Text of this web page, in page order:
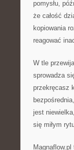
pomysłu,
że całość
kopiowania
reagować
W tle
sprowadza
przekręcasz
jest
się miłym